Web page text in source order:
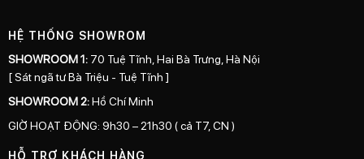
HỆ THỐNG SHOWROM
SHOWROOM 1: 70 Tuệ Tĩnh, Hai Bà Trưng, Hà Nội
[ Sát ngã tư Bà Triệu - Tuệ Tĩnh ]
SHOWROOM 2:Hồ Chí Minh
GIỜ HOẠT ĐỘNG: 9h30 – 21h30 ( cả T7, CN )
HỖ TRỢ KHÁCH HÀNG